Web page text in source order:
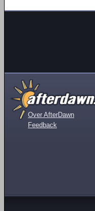
Over AfterDawn
Feedback